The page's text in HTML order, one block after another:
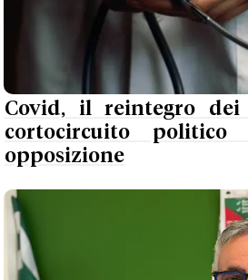
Covid, il reintegro
cortocircuito
opposizione